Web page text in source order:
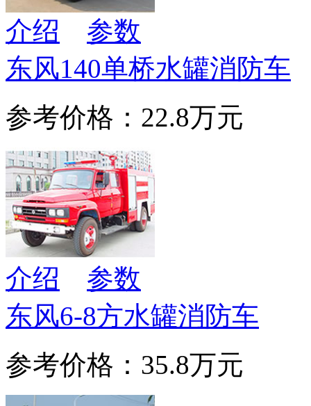
介绍
参数
东风140单桥水罐消防车
参考价格：22.8万元
介绍
参数
东风6-8方水罐消防车
参考价格：35.8万元